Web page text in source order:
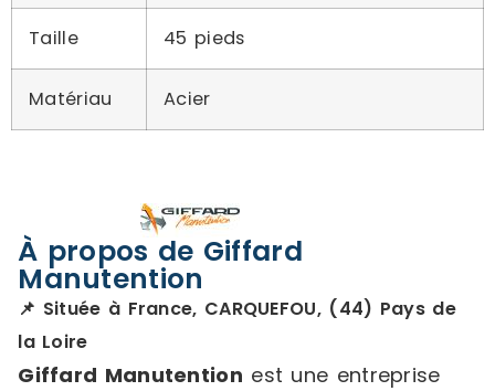
Taille 45 pieds
Matériau Acier
À propos de Giffard
Manutention
📌 Située à France, CARQUEFOU, (44) Pays de
la Loire
Giffard Manutention est une entreprise